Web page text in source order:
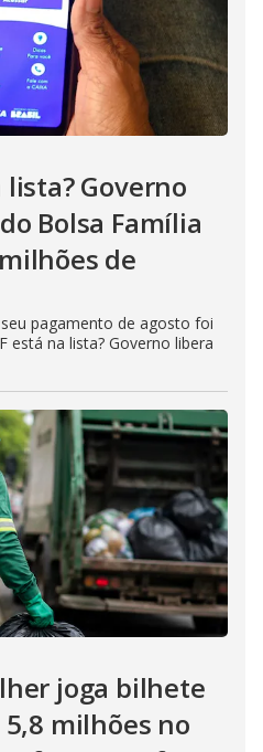
lista? Governo
Bolsa Família
de
pagamento de agosto foi
está na lista? Governo libera
joga bilhete
milhões no